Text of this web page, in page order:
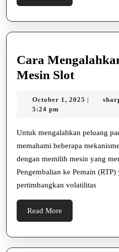
Games
More
Cara
Mesin SlotCara
Peluang
Mesin
Slot
October 1, 2025 October
|
5:24 pm
Untuk mengalahkan peluang
memahami beberapa
dengan memilih mesin yang
Pengembalian ke Pemain
pertimbangkan volatilitas
Read More
More